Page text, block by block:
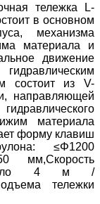
тележка L-
в основном
механизма
материала и
движение
состоит из V-
направляющей
материала
форму клавиш
≤Φ1200
мм,Скорость
около 4 м /
тележки